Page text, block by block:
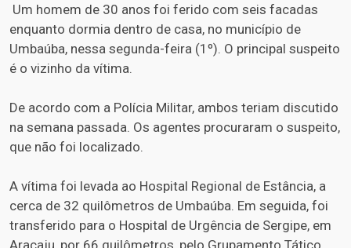
Um homem de 30 anos foi ferido com seis facadas
enquanto dormia dentro de casa, no município de
Umbaúba, nessa segunda-feira (1º). O principal suspeito
é o vizinho da vítima.
De acordo com a Polícia Militar, ambos teriam discutido
na semana passada. Os agentes procuraram o suspeito,
que não foi localizado.
A vítima foi levada ao Hospital Regional de Estância, a
cerca de 32 quilômetros de Umbaúba. Em seguida, foi
transferido para o Hospital de Urgência de Sergipe, em
Aracaju, por 66 quilômetros, pelo Grupamento Tático